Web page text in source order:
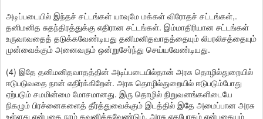
அடிப்படையில் இந்தச் சட்டங்கள் யாவுமே மக்கள் விரோதச் சட்டங்கள்,.
தனிமனித சுதந்திரத்துக்கு எதிரான சட்டங்கள். இம்மாதிரியான சட்டங்கள்
உருவாவதைத் தடுக்கவேண்டியது தனிமனிதவாதத்தையும் லிபரலிசத்தையும்
முன்வைக்கும் அனைவரும் ஒன்றுசேர்ந்து செய்யவேண்டியது.
(4) இதே தனிமனிதவாதத்தின் அடிப்படையில்தான் அரசு தொழில்துறையில்
ஈடுபடுவதை நான் எதிர்க்கிறேன். அரசு தொழில்துறையில் ஈடுபடும்போது
ஏற்படும் சமமின்மை மோசமானது. இரு தொழில் நிறுவனங்களிடையே
நிகழும் பிரச்னைகளைத் தீர்த்துவைக்கும் இடத்தில் இதே அமைப்பான அரசு
உள்ளது என்பதை நாம் கவனிக்கவேண்டும். அரசு ஏகபோகம் என்பதையும்